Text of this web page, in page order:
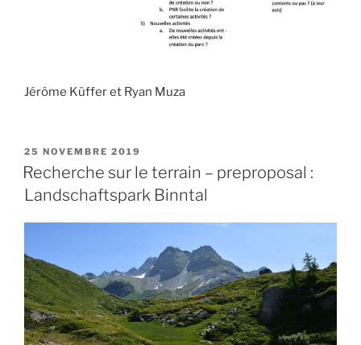
Jérôme Küffer et Ryan Muza
PUBLIÉ
LE
25 NOVEMBRE 2019
Recherche sur le terrain – preproposal :
Landschaftspark Binntal